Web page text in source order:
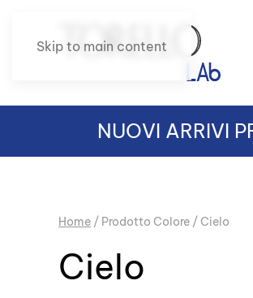
Skip to main content
NUOVI ARRIVI
Home / Prodotto Colore / Cielo
Cielo